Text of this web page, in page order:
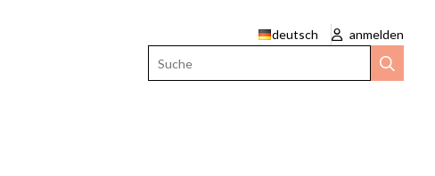
deutsch
anmelden